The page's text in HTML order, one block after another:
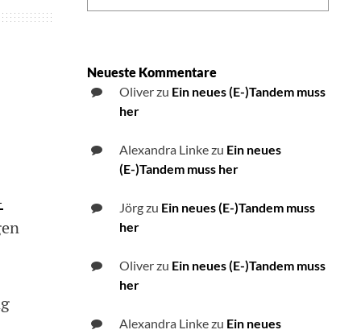
Neueste Kommentare
Oliverzu Ein neues (E-)Tandem muss
her
Alexandra Linkezu Ein neues
(E-)Tandem muss her
Jörgzu Ein neues (E-)Tandem muss
her
Oliverzu Ein neues (E-)Tandem muss
her
Alexandra Linkezu Ein neues